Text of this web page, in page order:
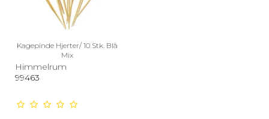
Kagepinde Hjerter/ 10 Stk. Blå
Mix
Himmelrum
99463